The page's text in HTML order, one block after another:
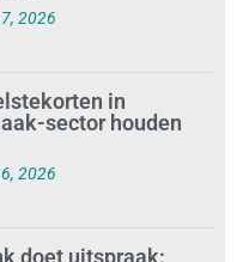
2026
in
sector houden
2026
doet uitspraak: